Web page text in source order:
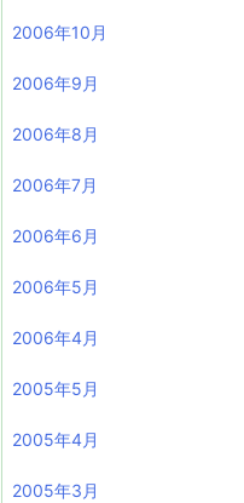
2006年10月
2006年9月
2006年8月
2006年7月
2006年6月
2006年5月
2006年4月
2005年5月
2005年4月
2005年3月